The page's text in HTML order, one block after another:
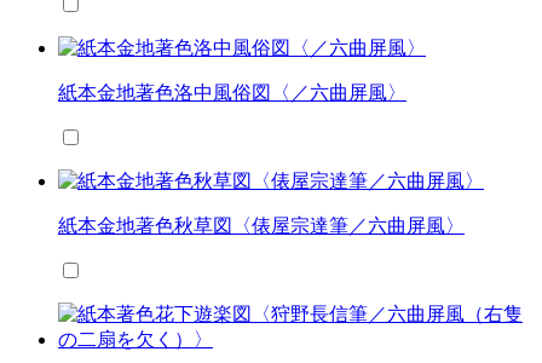
紙本金地著色洛中風俗図〈／六曲屏風〉
紙本金地著色秋草図〈俵屋宗達筆／六曲屏風〉